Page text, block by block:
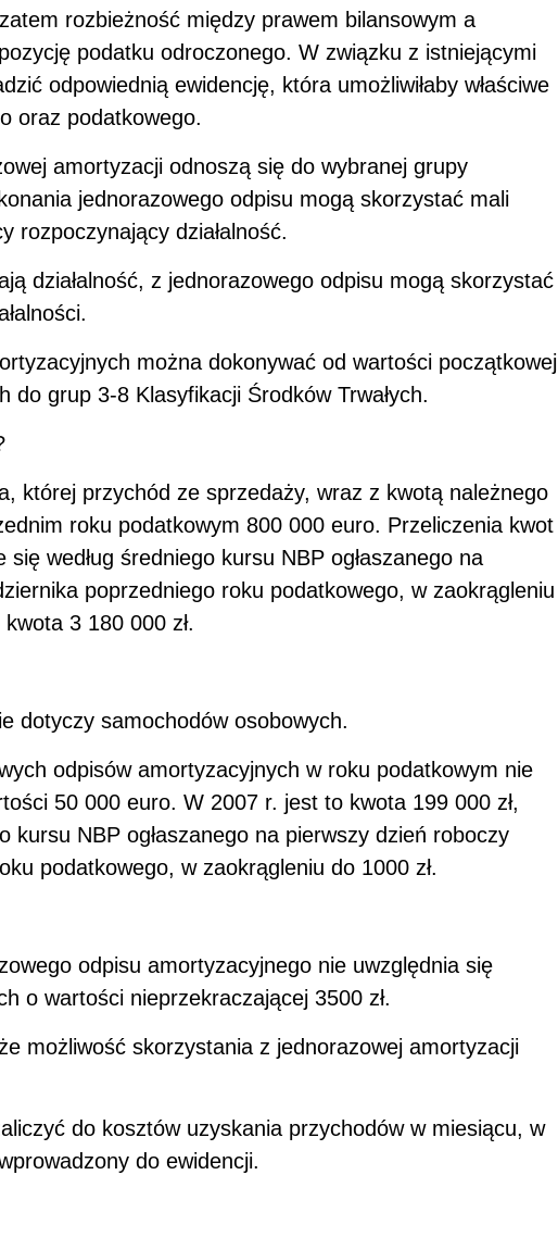
rozbieżność między prawem bilansowym a
podatku odroczonego. W związku z istniejącymi
odpowiednią ewidencję, która umożliwiłaby właściwe
oraz podatkowego.
amortyzacji odnoszą się do wybranej grupy
jednorazowego odpisu mogą skorzystać mali
rozpoczynający działalność.
działalność, z jednorazowego odpisu mogą skorzystać
można dokonywać od wartości początkowej
do grup 3-8 Klasyfikacji Środków Trwałych.
której przychód ze sprzedaży, wraz z kwotą należnego
roku podatkowym 800 000 euro. Przeliczenia kwot
według średniego kursu NBP ogłaszanego na
poprzedniego roku podatkowego, w zaokrągleniu
3 180 000 zł.
dotyczy samochodów osobowych.
odpisów amortyzacyjnych w roku podatkowym nie
50 000 euro. W 2007 r. jest to kwota 199 000 zł,
kursu NBP ogłaszanego na pierwszy dzień roboczy
podatkowego, w zaokrągleniu do 1000 zł.
odpisu amortyzacyjnego nie uwzględnia się
o wartości nieprzekraczającej 3500 zł.
możliwość skorzystania z jednorazowej amortyzacji
do kosztów uzyskania przychodów w miesiącu, w
do ewidencji.